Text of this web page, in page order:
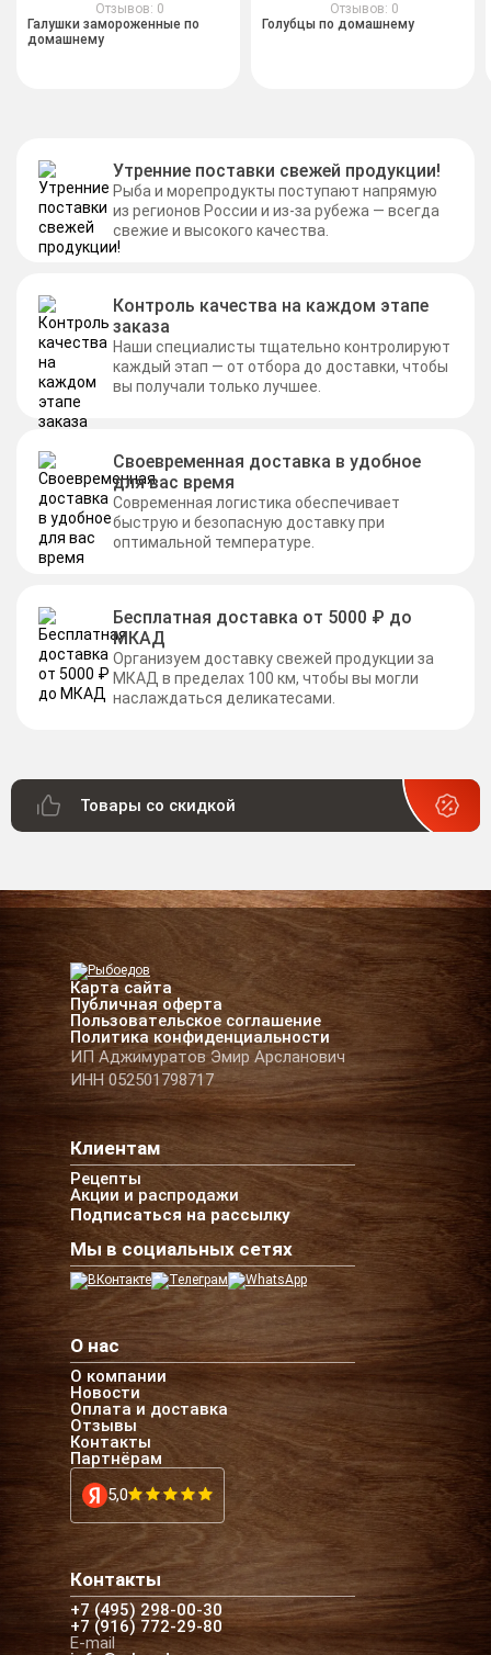
Отзывов: 0
Галушки замороженные по
домашнему
Отзывов: 0
Голубцы по домашнему
Утренние поставки свежей продукции!
Рыба и морепродукты поступают напрямую
из регионов России и из-за рубежа — всегда
свежие и высокого качества.
Контроль качества на каждом этапе
заказа
Наши специалисты тщательно контролируют
каждый этап — от отбора до доставки, чтобы
вы получали только лучшее.
Своевременная доставка в удобное
для вас время
Современная логистика обеспечивает
быструю и безопасную доставку при
оптимальной температуре.
Бесплатная доставка от 5000 ₽ до
МКАД
Организуем доставку свежей продукции за
МКАД в пределах 100 км, чтобы вы могли
наслаждаться деликатесами.
Товары со скидкой
Карта сайта
Публичная оферта
Пользовательское соглашение
Политика конфиденциальности
ИП Аджимуратов Эмир Арсланович
ИНН 052501798717
Клиентам
Рецепты
Акции и распродажи
Подписаться на рассылку
Мы в социальных сетях
О нас
О компании
Новости
Оплата и доставка
Отзывы
Контакты
Партнёрам
5,0
Контакты
+7 (495) 298-00-30
+7 (916) 772-29-80
E-mail